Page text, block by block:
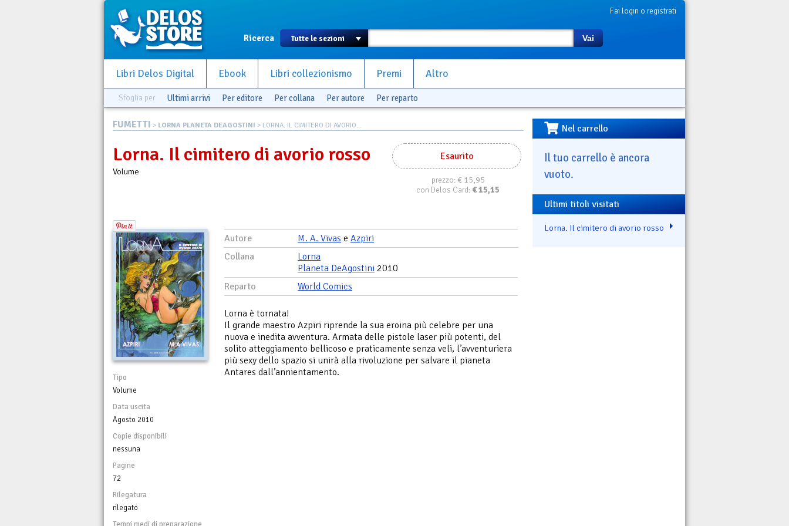
Fai login o registrati
Ricerca Vai
Libri Delos Digital Ebook Libri collezionismo Premi Altro
Sfoglia per Ultimi arrivi Per editore Per collana Per autore Per reparto
FUMETTI > LORNA PLANETA DEAGOSTINI > LORNA. IL CIMITERO DI AVORIO...
Esaurito
prezzo:€ 15,95
con Delos Card: €15,15
Lorna. Il cimitero di avorio rosso
Volume
Tipo
Volume
Data uscita
Agosto 2010
Copie disponibili
nessuna
Pagine
72
Rilegatura
rilegato
Tempi medi di preparazione
Autore M. A. Vivas e Azpiri
Collana
Lorna
Planeta DeAgostini 2010
Reparto
World Comics
Lorna è tornata!
Il grande maestro Azpiri riprende la sua eroina più celebre per una
nuova e inedita avventura. Armata delle pistole laser più potenti, del
solito atteggiamento bellicoso e praticamente senza veli, l’avventuriera
più sexy dello spazio si unirà alla rivoluzione per salvare il pianeta
Antares dall’annientamento.
Nel carrello
Il tuo carrello è ancora
vuoto.
Ultimi titoli visitati
Lorna. Il cimitero di avorio rosso